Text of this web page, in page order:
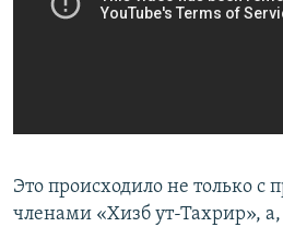
Это происходило не только с
членами «Хизб ут-Тахрир»,